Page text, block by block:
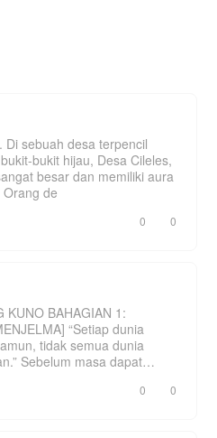
Di sebuah desa terpencil
bukit hijau, Desa Cileles,
besar dan memiliki aura
mistis yang sangat kental. Orang de
0 0
1:
“Setiap dunia
tidak semua dunia
0 0